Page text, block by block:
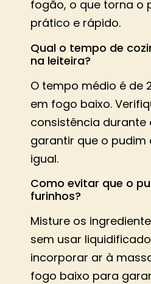
fogão, o que torna o
prático e rápido.
Qual o tempo de
na leiteira?
O tempo médio é de
em fogo baixo.
consistência
garantir que o pudim
igual.
Como evitar que o
furinhos?
Misture os
sem usar
incorporar ar à
fogo baixo para